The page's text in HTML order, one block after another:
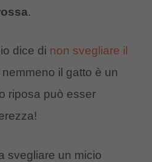
.
dice di non svegliare il
nemmeno il gatto è un
riposa può esser
svegliare un micio